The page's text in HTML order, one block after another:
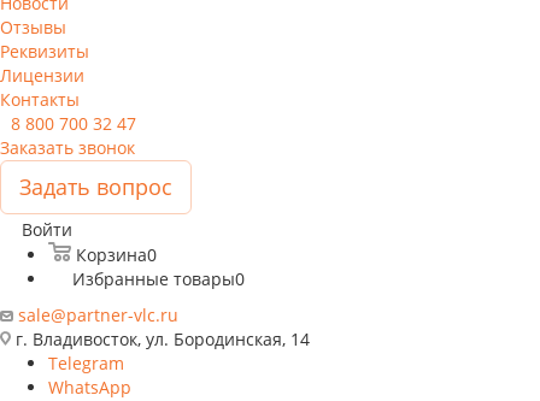
Отзывы
Реквизиты
Лицензии
Контакты
8 800 700 32 47
Заказать звонок
Задать вопрос
Войти
Корзина0
Избранные товары0
sale@partner-vlc.ru
г. Владивосток, ул. Бородинская, 14
Telegram
WhatsApp